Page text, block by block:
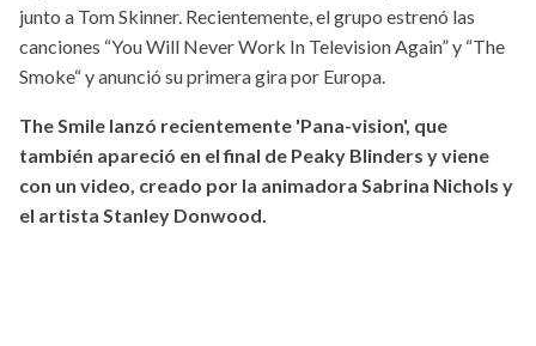
junto a Tom Skinner. Recientemente, el grupo estrenó las
canciones “You Will Never Work In Television Again” y “The
Smoke“ y anunció su primera gira por Europa.
The Smile lanzó recientemente 'Pana-vision', que
también apareció en el final de Peaky Blinders y viene
con un video, creado por la animadora Sabrina Nichols y
el artista Stanley Donwood.